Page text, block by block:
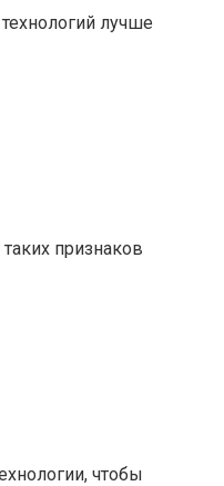
лучше
признаков
чтобы